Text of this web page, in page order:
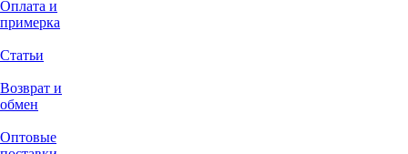
Оплата и
примерка
Статьи
Возврат и
обмен
Оптовые